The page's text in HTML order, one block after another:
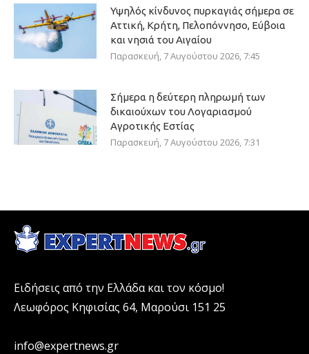
Υψηλός κίνδυνος πυρκαγιάς σήμερα σε
Αττική, Κρήτη, Πελοπόννησο, Εύβοια
και νησιά του Αιγαίου
Παρασκευή, 7 Αυγούστου 2026, 7:45
Σήμερα η δεύτερη πληρωμή των
δικαιούχων του Λογαριασμού
Αγροτικής Εστίας
Παρασκευή, 7 Αυγούστου 2026, 7:31
Ειδήσεις από την Ελλάδα και τον κόσμο!
Λεωφόρος Κηφισίας 64, Μαρούσι 151 25
info@expertnews.gr